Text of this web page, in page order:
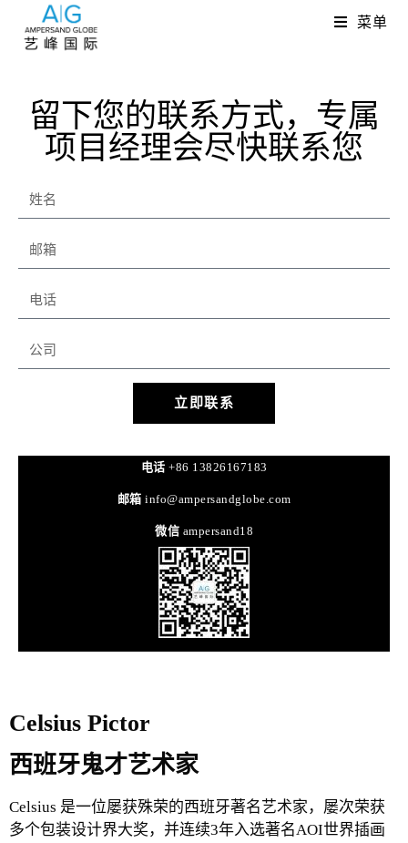
菜单
留下您的联系方式，专属
项目经理会尽快联系您
立即联系
电话 +86 13826167183
邮箱 info@ampersandglobe.com
微信 ampersand18
Celsius Pictor
西班牙鬼才艺术家
Celsius 是一位屡获殊荣的西班牙著名艺术家，屡次荣获
多个包装设计界大奖，并连续3年入选著名AOI世界插画